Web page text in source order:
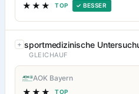
★★★ TOP ✓ BESSER
sportmedizinische
GLEICHAUF
AOK Bayern
TOP